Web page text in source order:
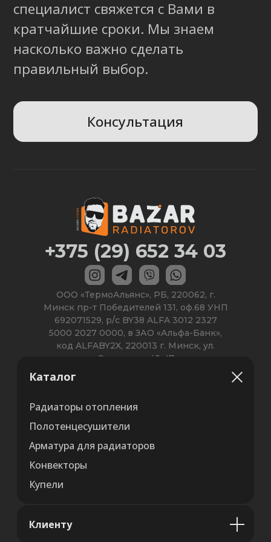
Каталог
Радиаторы отопления
Полотенцесушители
Арматура для радиаторов
Конвекторы
Купели
Клиенту